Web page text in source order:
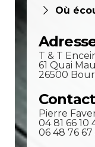
Où
T & T
61 Quai
26500
Contact
Pierre
04 81 66 10
06 48 76 67